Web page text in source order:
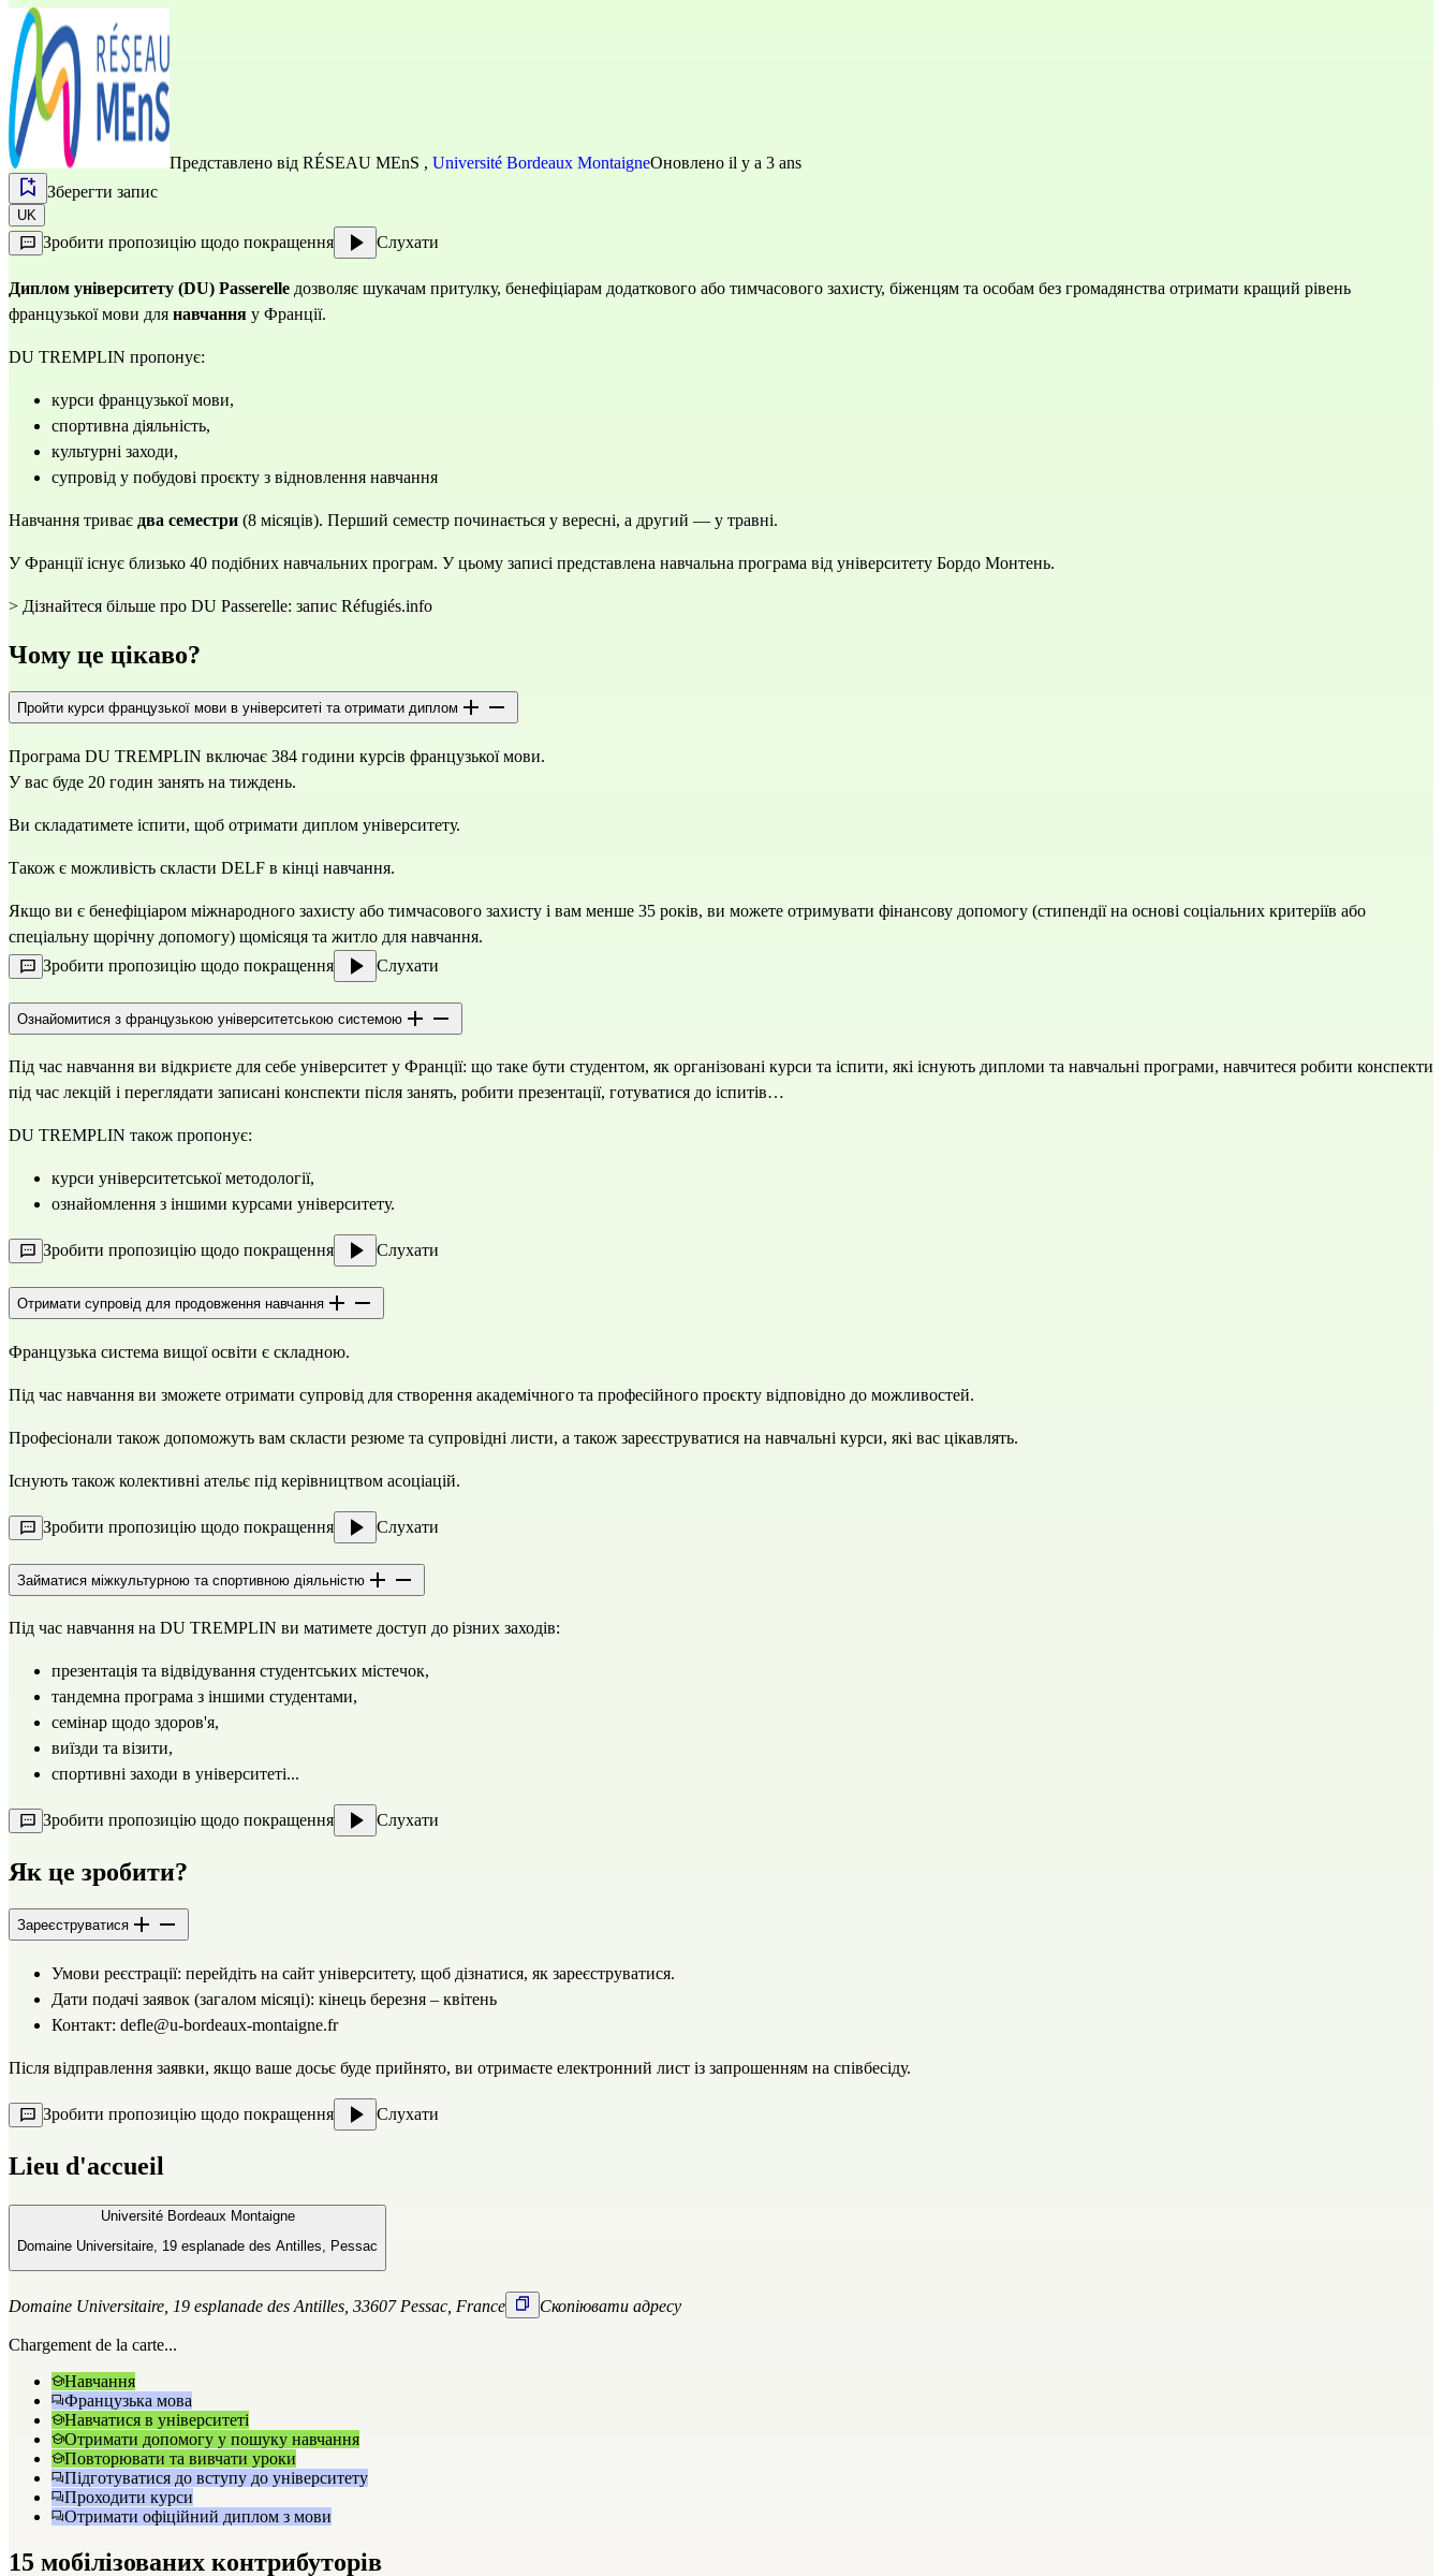
Представлено від RÉSEAU MEnS , Université Bordeaux MontaigneОновлено il y a 3 ans
Зберегти запис
UK
Зробити пропозицію щодо покращення Слухати
Диплом університету (DU) Passerelle дозволяє шукачам притулку, бенефіціарам додаткового або тимчасового захисту, біженцям та особам без громадянства отримати кращий рівень
французької мови для навчання у Франції.
DU TREMPLIN пропонує:
курси французької мови,
спортивна діяльність,
культурні заходи,
супровід у побудові проєкту з відновлення навчання
Навчання триває два семестри (8 місяців). Перший семестр починається у вересні, а другий — у травні.
У Франції існує близько 40 подібних навчальних програм. У цьому записі представлена навчальна програма від університету Бордо Монтень.
> Дізнайтеся більше про DU Passerelle: запис Réfugiés.info
Чому це цікаво?
Пройти курси французької мови в університеті та отримати диплом
Програма DU TREMPLIN включає 384 години курсів французької мови.
У вас буде 20 годин занять на тиждень.
Ви складатимете іспити, щоб отримати диплом університету.
Також є можливість скласти DELF в кінці навчання.
Якщо ви є бенефіціаром міжнародного захисту або тимчасового захисту і вам менше 35 років, ви можете отримувати фінансову допомогу (стипендії на основі соціальних критеріїв або
спеціальну щорічну допомогу) щомісяця та житло для навчання.
Зробити пропозицію щодо покращення
Слухати
Ознайомитися з французькою університетською системою
Під час навчання ви відкриєте для себе університет у Франції: що таке бути студентом, як організовані курси та іспити, які існують дипломи та навчальні програми, навчитеся робити конспекти
під час лекцій і переглядати записані конспекти після занять, робити презентації, готуватися до іспитів…
DU TREMPLIN також пропонує:
курси університетської методології,
ознайомлення з іншими курсами університету.
Зробити пропозицію щодо покращення Слухати
Отримати супровід для продовження навчання
Французька система вищої освіти є складною.
Під час навчання ви зможете отримати супровід для створення академічного та професійного проєкту відповідно до можливостей.
Професіонали також допоможуть вам скласти резюме та супровідні листи, а також зареєструватися на навчальні курси, які вас цікавлять.
Існують також колективні ательє під керівництвом асоціацій.
Зробити пропозицію щодо покращення Слухати
Займатися міжкультурною та спортивною діяльністю
Під час навчання на DU TREMPLIN ви матимете доступ до різних заходів:
презентація та відвідування студентських містечок,
тандемна програма з іншими студентами,
семінар щодо здоров'я,
виїзди та візити,
спортивні заходи в університеті...
Зробити пропозицію щодо покращення Слухати
Як це зробити?
Зареєструватися
Умови реєстрації: перейдіть на сайт університету, щоб дізнатися, як зареєструватися.
Дати подачі заявок (загалом місяці): кінець березня – квітень
Контакт: defle@u-bordeaux-montaigne.fr
Після відправлення заявки, якщо ваше досьє буде прийнято, ви отримаєте електронний лист із запрошенням на співбесіду.
Зробити пропозицію щодо покращення Слухати
Lieu d'accueil
Université Bordeaux Montaigne
Domaine Universitaire, 19 esplanade des Antilles, Pessac
Domaine Universitaire, 19 esplanade des Antilles, 33607 Pessac, France Скопіювати адресу
Chargement de la carte...
Навчання
Французька мова
Навчатися в університеті
Отримати допомогу у пошуку навчання
Повторювати та вивчати уроки
Підготуватися до вступу до університету
Проходити курси
Отримати офіційний диплом з мови
15 мобілізованих контрибуторів